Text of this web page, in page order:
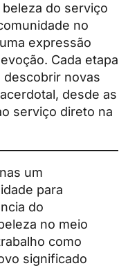
do serviço
no
expressão
Cada etapa
novas
desde as
serviço direto na
um
para
do
no meio
como
significado